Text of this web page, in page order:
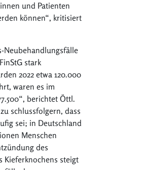
und Patienten
können“, kritisiert
Neubehandlungsfälle
stark
2022 etwa 120.000
waren es im
berichtet Öttl.
schlussfolgern, dass
sei; in Deutschland
Menschen
des
Kieferknochens steigt